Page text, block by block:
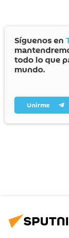
Síguenos en
todo lo que
mundo.
Unirme